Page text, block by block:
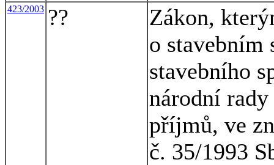
423/2003 ??
Zákon,
o stavebním
stavebního
národní
příjmů, ve
č. 35/1993